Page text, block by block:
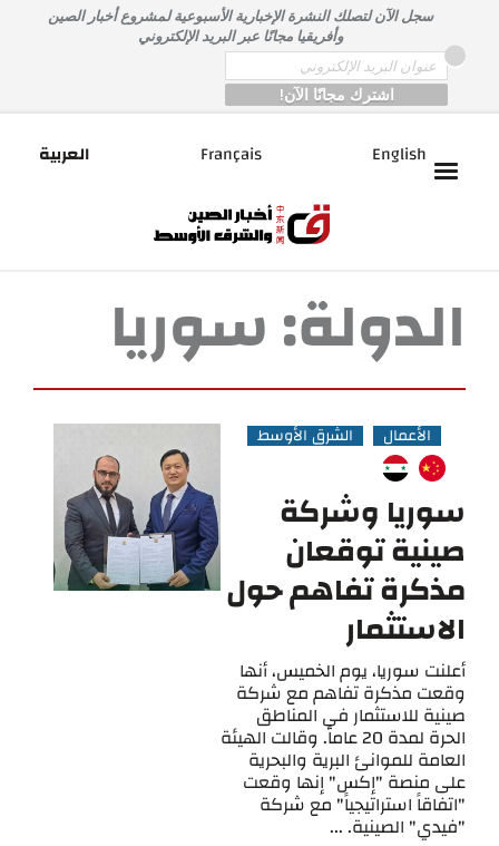
المحتوى
سجل الآن لتصلك النشرة الإخبارية الأسبوعية لمشروع أخبار الصين
وأفريقيا مجانًا عبر البريد الإلكتروني
Email
*
English
Français العربية
الدولة:سوريا
الأعمال الشرق الأوسط
سوريا وشركة
صينية توقعان
مذكرة تفاهم حول
الاستثمار
أعلنت سوريا، يوم الخميس، أنها
وقعت مذكرة تفاهم مع شركة
صينية للاستثمار في المناطق
الحرة لمدة 20 عاماً. وقالت الهيئة
العامة للموانئ البرية والبحرية
على منصة "إكس" إنها وقعت
"اتفاقاً استراتيجياً" مع شركة
"فيدي" الصينية. ...